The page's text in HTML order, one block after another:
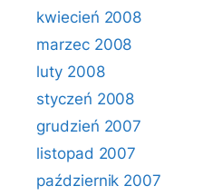
kwiecień 2008
marzec 2008
luty 2008
styczeń 2008
grudzień 2007
listopad 2007
październik 2007